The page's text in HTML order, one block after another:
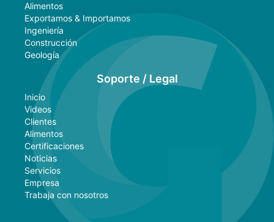
Alimentos
Exportamos & Importamos
Ingeniería
Construcción
Geología
Soporte / Legal
Inicio
Videos
Clientes
Alimentos
Certificaciones
Noticias
Servicios
Empresa
Trabaja con nosotros